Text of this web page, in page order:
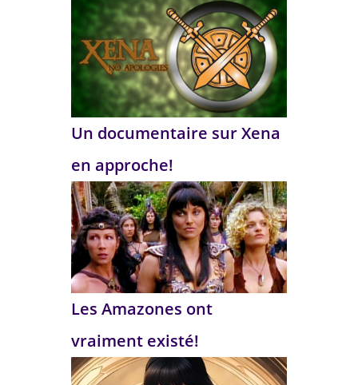
Un documentaire sur Xena
en approche!
Les Amazones ont
vraiment existé!